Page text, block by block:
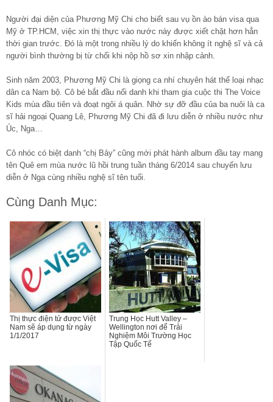
Người đại diện của Phương Mỹ Chi cho biết sau vụ ồn ào bán visa qua
Mỹ ở TP.HCM, việc xin thị thực vào nước này được xiết chặt hơn hẳn
thời gian trước. Đó là một trong nhiều lý do khiến không ít nghệ sĩ và cả
người bình thường bị từ chối khi nộp hồ sơ xin nhập cảnh.
Sinh năm 2003, Phương Mỹ Chi là giọng ca nhí chuyên hát thể loại nhạc
dân ca Nam bộ. Cô bé bắt đầu nổi danh khi tham gia cuộc thi The Voice
Kids mùa đầu tiên và đoạt ngôi á quân. Nhờ sự đỡ đầu của ba nuôi là ca
sĩ hải ngoại Quang Lê, Phương Mỹ Chi đã đi lưu diễn ở nhiều nước như
Úc, Nga…
Cô nhóc có biệt danh “chị Bảy” cũng mới phát hành album đầu tay mang
tên Quê em mùa nước lũ hồi trung tuần tháng 6/2014 sau chuyến lưu
diễn ở Nga cùng nhiều nghệ sĩ tên tuổi.
Cùng Danh Mục:
Thị thực điện tử được Việt
Nam sẽ áp dụng từ ngày
1/1/2017
Trung Học Hutt Valley –
Wellington nơi để Trải
Nghiệm Môi Trường Học
Tập Quốc Tế